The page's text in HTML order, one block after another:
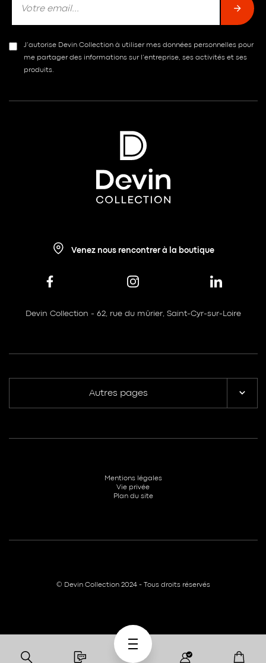
J’autorise Devin Collection à utiliser mes données personnelles pour
me partager des informations sur l’entreprise, ses activités et ses
produits.
Venez nous rencontrer à la boutique
Devin Collection - 62, rue du mûrier, Saint-Cyr-sur-Loire
Autres pages
© Devin Collection 2024 - Tous droits réservés
Mentions légales
Vie privée
Plan du site